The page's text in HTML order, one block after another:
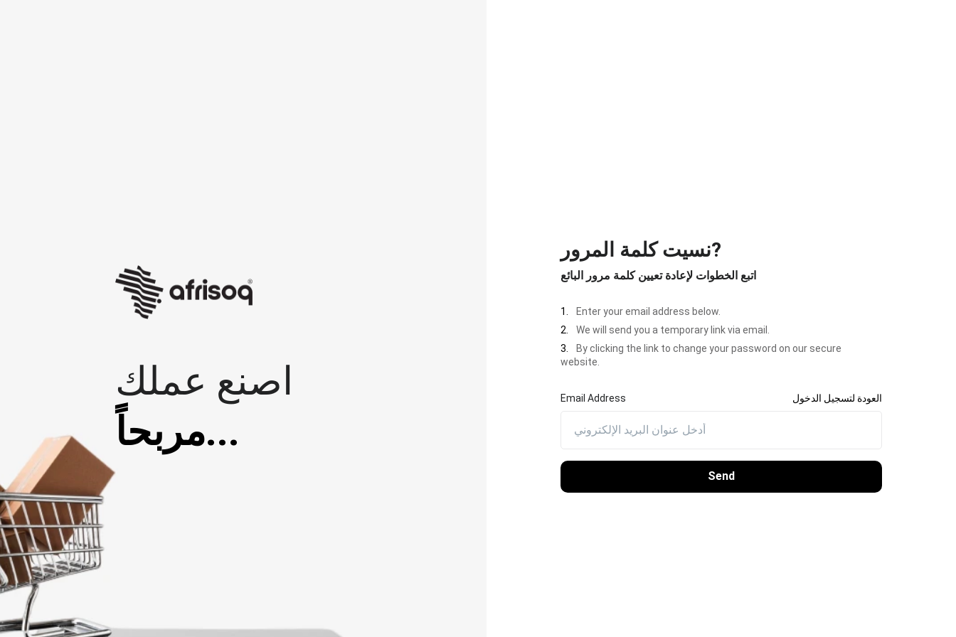
اصنع عملك
مربحاً...
نسيت كلمة المرور?
اتبع الخطوات لإعادة تعيين كلمة مرور البائع
1.
Enter your email address below.
2.
We will send you a temporary link via email.
3.
By clicking the link to change your password on our secure
website.
Email Address العودة لتسجيل الدخول
Send